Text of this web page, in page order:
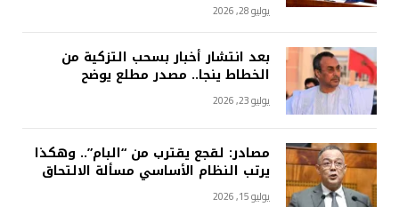
يوليو 28, 2026
بعد انتشار أخبار بسحب التزكية من
الخطاط ينجا.. مصدر مطلع يوضح
يوليو 23, 2026
مصادر: لقجع يقترب من “البام”.. وهكذا
يرتب النظام الأساسي مسألة الالتحاق
يوليو 15, 2026